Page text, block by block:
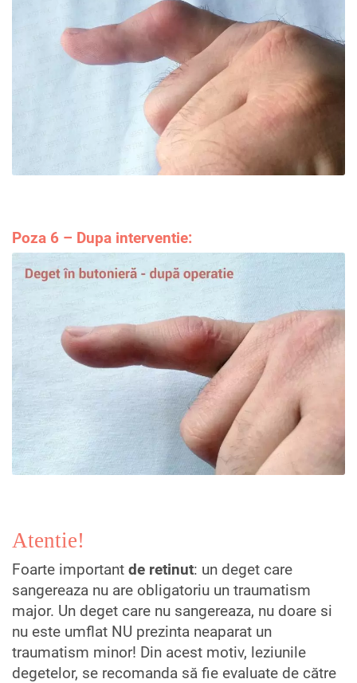
Poza 6 – Dupa interventie:
Atentie!
Foarte important de retinut: un deget care
sangereaza nu are obligatoriu un traumatism
major. Un deget care nu sangereaza, nu doare si
nu este umflat NU prezinta neaparat un
traumatism minor! Din acest motiv, leziunile
degetelor, se recomanda să fie evaluate de către